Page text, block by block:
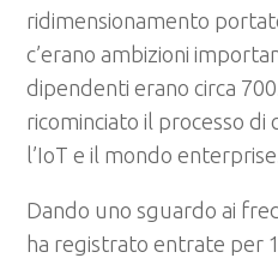
ridimensionamento
c’erano ambizioni
dipendenti erano circa
ricominciato il processo di
l’IoT e il mondo
Dando uno sguardo ai
ha registrato entrate per